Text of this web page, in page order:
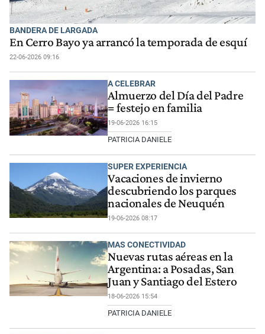
BANDERA DE LARGADA
En Cerro Bayo ya arrancó la temporada de esquí
22-06-2026 09:16
A CELEBRAR
Almuerzo del Día del Padre
= festejo en familia
19-06-2026 16:15
PATRICIA DANIELE
SUPER EXPERIENCIA
Vacaciones de invierno
descubriendo los parques
nacionales de Neuquén
19-06-2026 08:17
MAS CONECTIVIDAD
Nuevas rutas aéreas en la
Argentina: a Posadas, San
Juan y Santiago del Estero
18-06-2026 15:54
PATRICIA DANIELE